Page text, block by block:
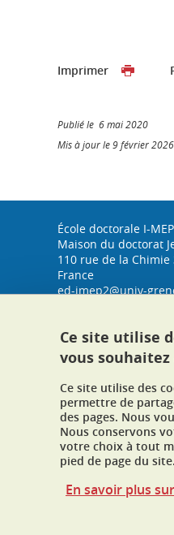
Imprimer
Publié le 6 mai 2020
Mis à jour le 9 février 2026
École doctorale I-
Maison du doctorat
110 rue de la
France
ed-imep2@univ-
Ce site utilise
vous
Ce site utilise des
permettre de
des pages. Nous
Nous conservons
votre choix à tout
pied de page du site.
En savoir plus